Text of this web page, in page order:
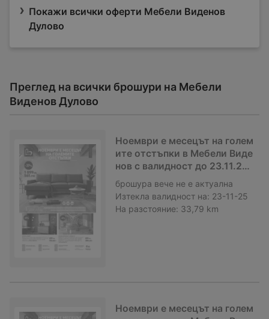
Покажи всички оферти Мебели Виденов
Дулово
Преглед на всички брошури на Мебели
Виденов Дулово
Ноември е месецът на голем
ите отстъпки в Мебели Виде
нов с валидност до 23.11.202
5
брошура вече не е актуална
Изтекла валидност на: 23-11-25
На разстояние: 33,79 km
Ноември е месецът на голем